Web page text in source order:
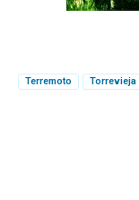
Terremoto
Torrevieja